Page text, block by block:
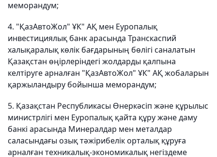
меморандум;
4. "ҚазАвтоЖол" ҰК" АҚ мен Еуропалық
инвестициялық банк арасында Транскаспий
халықаралық көлік бағдарының бөлігі саналатын
Қазақстан өңірлеріндегі жолдарды қалпына
келтіруге арналған "ҚазАвтоЖол" ҰК" АҚ жобаларын
қаржыландыру бойынша меморандум;
5. Қазақстан Республикасы Өнеркәсіп және құрылыс
министрлігі мен Еуропалық қайта құру және даму
банкі арасында Минералдар мен металдар
саласындағы озық тәжірибелік орталық құруға
арналған техникалық-экономикалық негіздеме